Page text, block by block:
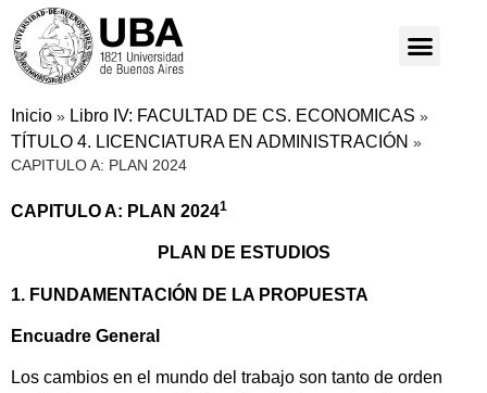
Inicio » Libro IV: FACULTAD DE CS. ECONOMICAS »
TÍTULO 4. LICENCIATURA EN ADMINISTRACIÓN »
CAPITULO A: PLAN 2024
CAPITULO A: PLAN 20241
PLAN DE ESTUDIOS
1. FUNDAMENTACIÓN DE LA PROPUESTA
Encuadre General
Los cambios en el mundo del trabajo son tanto de orden